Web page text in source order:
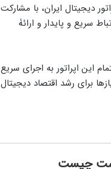
اپراتور دیجیتال ایران، با مشارکت
سریع و پایدار و ارائۀ
این اپراتور به اجرای سریع
برای رشد اقتصاد دیجیتال
چیست